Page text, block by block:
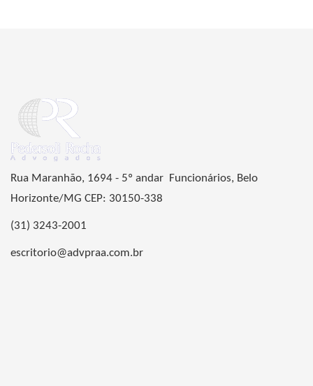
Rua Maranhão, 1694 - 5º andar Funcionários, Belo
Horizonte/MG CEP: 30150-338
(31) 3243-2001
escritorio@advpraa.com.br